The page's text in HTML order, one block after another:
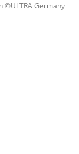
©ULTRA Germany